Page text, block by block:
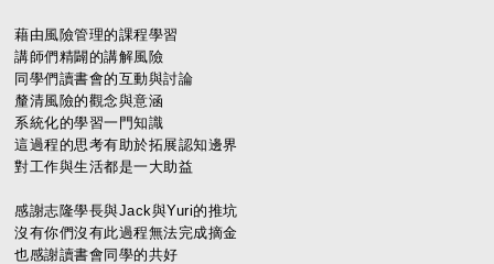
藉由風險管理的課程學習
講師們精闢的講解風險
同學們讀書會的互動與討論
釐清風險的觀念與意涵
系統化的學習一門知識
這過程的思考有助於拓展認知邊界
對工作與生活都是一大助益
感謝志隆學長與Jack與Yuri的推坑
沒有你們沒有此過程無法完成摘金
也感謝讀書會同學的共好